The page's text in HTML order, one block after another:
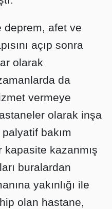
deprem, afet ve
açıp sonra
olarak
da
vermeye
olarak inşa
bakım
kapasite kazanmış
buralardan
yakınlığı ile
olan hastane,